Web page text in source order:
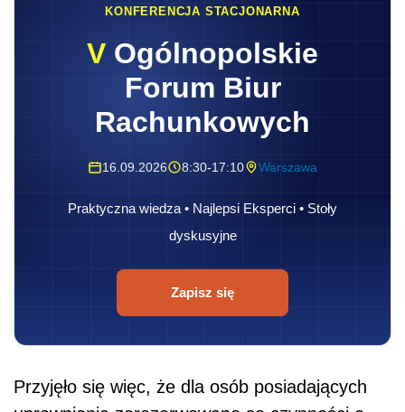
KONFERENCJA STACJONARNA
V Ogólnopolskie
Forum Biur
Rachunkowych
16.09.2026 8:30-17:10 Warszawa
Praktyczna wiedza • Najlepsi Eksperci • Stoły
dyskusyjne
Zapisz się
Przyjęło się więc, że dla osób posiadających